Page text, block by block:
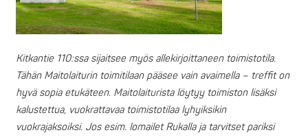
Kitkantie 110:ssa sijaitsee myös allekirjoittaneen toimistotila.
Tähän Maitolaiturin toimitilaan pääsee vain avaimella – treffit on
hyvä sopia etukäteen. Maitolaiturista löytyy toimiston lisäksi
kalustettua, vuokrattavaa toimistotilaa lyhyiksikin
vuokrajaksoiksi. Jos esim. lomailet Rukalla ja tarvitset pariksi